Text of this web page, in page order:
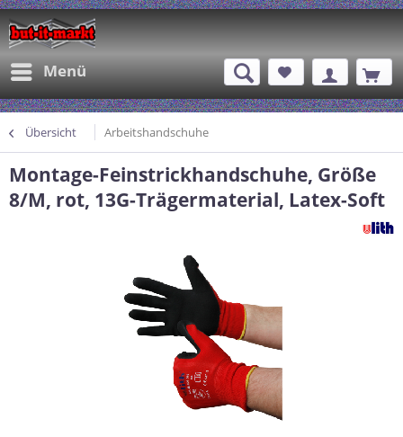
Menü
Übersicht Arbeitshandschuhe
Montage-Feinstrickhandschuhe, Größe
8/M, rot, 13G-Trägermaterial, Latex-Soft